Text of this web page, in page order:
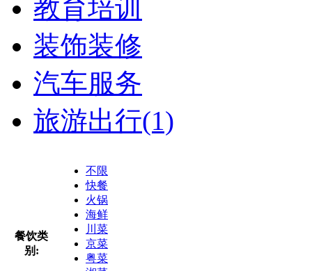
教育培训
装饰装修
汽车服务
旅游出行(1)
餐饮类
别:
不限
快餐
火锅
海鲜
川菜
京菜
粤菜